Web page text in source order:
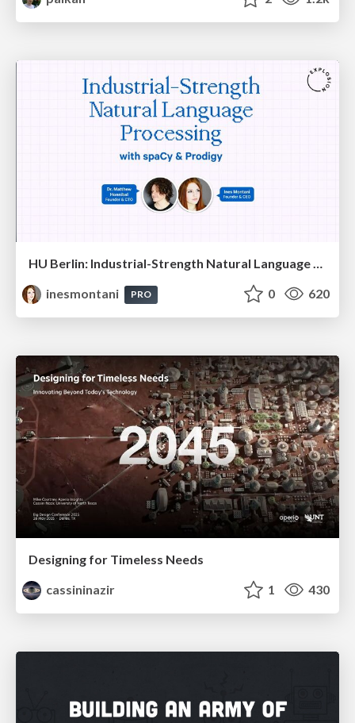
HU Berlin: Industrial-Strength Natural Language Processing with spaCy and Prodigy
inesmontani
PRO 0 620
Designing for Timeless Needs
cassininazir
1 430